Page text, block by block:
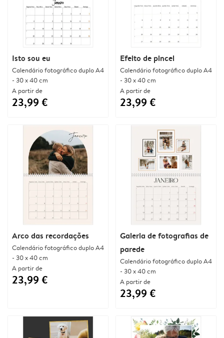
Isto sou eu
Calendário fotográfico duplo A4
- 30 x 40 cm
A partir de
23,99 €
Efeito de pincel
Calendário fotográfico duplo A4
- 30 x 40 cm
A partir de
23,99 €
Arco das recordações
Calendário fotográfico duplo A4
- 30 x 40 cm
A partir de
23,99 €
Galeria de fotografias de
parede
Calendário fotográfico duplo A4
- 30 x 40 cm
A partir de
23,99 €